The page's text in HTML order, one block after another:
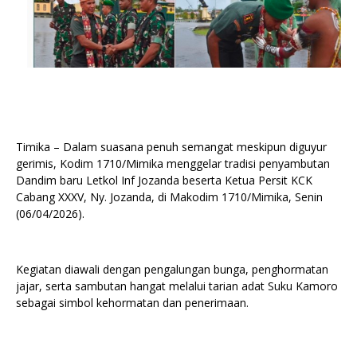
Timika – Dalam suasana penuh semangat meskipun diguyur
gerimis, Kodim 1710/Mimika menggelar tradisi penyambutan
Dandim baru Letkol Inf Jozanda beserta Ketua Persit KCK
Cabang XXXV, Ny. Jozanda, di Makodim 1710/Mimika, Senin
(06/04/2026).
Kegiatan diawali dengan pengalungan bunga, penghormatan
jajar, serta sambutan hangat melalui tarian adat Suku Kamoro
sebagai simbol kehormatan dan penerimaan.